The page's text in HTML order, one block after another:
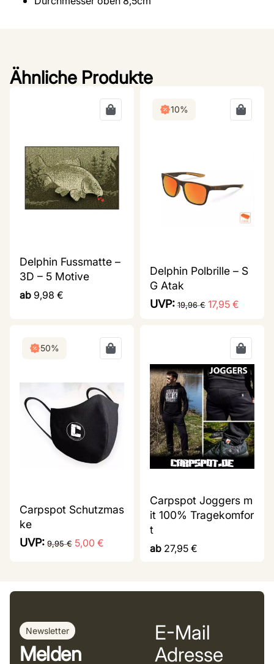
Ähnliche Produkte
Delphin Fussmatte –
3D – 5 Motive
ab 9,98 €
10%
Delphin Polbrille – S
G Atak
UVP: 19,96€ 17,95 €
50%
Carpspot Schutzmas
ke
UVP: 9,95€ 5,00 €
Carpspot Joggers m
it 100% Tragekomfor
t
ab 27,95 €
Newsletter
Melden
E-Mail
Adresse